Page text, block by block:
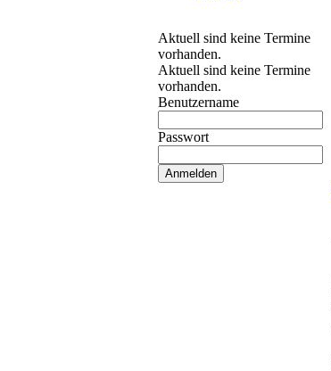
Aktuell sind keine Termine
vorhanden.
Aktuell sind keine Termine
vorhanden.
Benutzername
Passwort